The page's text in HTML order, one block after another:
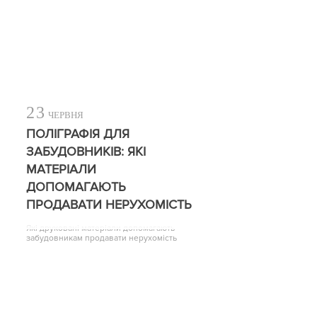
23 ЧЕРВНЯ
ПОЛІГРАФІЯ ДЛЯ
ЗАБУДОВНИКІВ: ЯКІ
МАТЕРІАЛИ
ДОПОМАГАЮТЬ
ПРОДАВАТИ НЕРУХОМІСТЬ
Які друковані матеріали допомагають
забудовникам продавати нерухомість